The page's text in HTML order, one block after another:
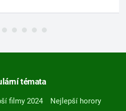
témata
filmy 2024
Nejlepší horory